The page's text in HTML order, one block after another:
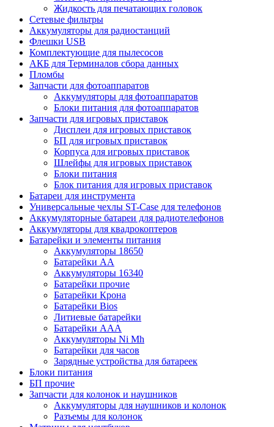
Жидкость для печатающих головок
Сетевые фильтры
Аккумуляторы для радиостанций
Флешки USB
Комплектующие для пылесосов
АКБ для Терминалов сбора данных
Пломбы
Запчасти для фотоаппаратов
Аккумуляторы для фотоаппаратов
Блоки питания для фотоаппаратов
Запчасти для игровых приставок
Дисплеи для игровых приставок
БП для игровых приставок
Корпуса для игровых приставок
Шлейфы для игровых приставок
Блоки питания
Блок питания для игровых приставок
Батареи для инструмента
Универсальные чехлы ST-Case для телефонов
Аккумуляторные батареи для радиотелефонов
Аккумуляторы для квадрокоптеров
Батарейки и элементы питания
Аккумуляторы 18650
Батарейки АА
Аккумуляторы 16340
Батарейки прочие
Батарейки Крона
Батарейки Bios
Литиевые батарейки
Батарейки ААА
Аккумуляторы Ni Mh
Батарейки для часов
Зарядные устройства для батареек
Блоки питания
БП прочие
Запчасти для колонок и наушников
Аккумуляторы для наушников и колонок
Разъемы для колонок